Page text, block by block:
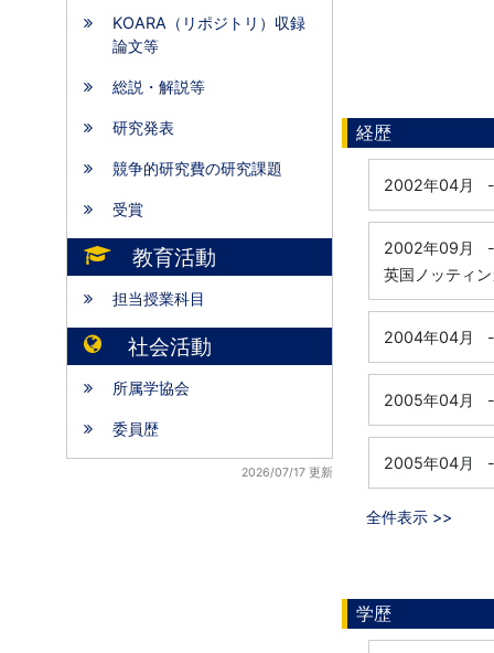
KOARA（リポジトリ）収録
論文等
総説・解説等
研究発表
競争的研究費の研究課題
受賞
教育活動
担当授業科目
社会活動
所属学協会
委員歴
2026/07/17 更新
経歴
2002年04月 -
2002年09月
-
英国ノッティ
2004年04月 -
2005年04月 -
2005年04月 -
全件表示 >>
学歴